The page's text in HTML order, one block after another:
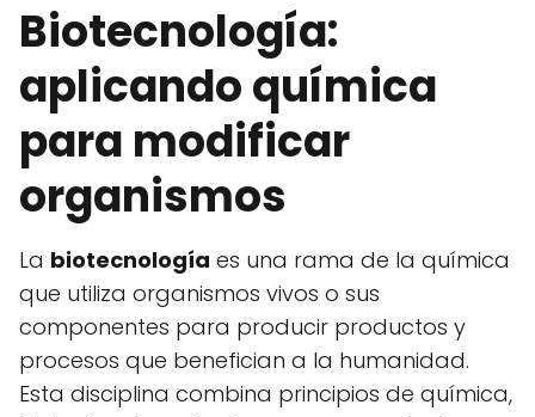
Biotecnología:
aplicando química
para modificar
organismos
La biotecnología es una rama de la química
que utiliza organismos vivos o sus
componentes para producir productos y
procesos que benefician a la humanidad.
Esta disciplina combina principios de química,